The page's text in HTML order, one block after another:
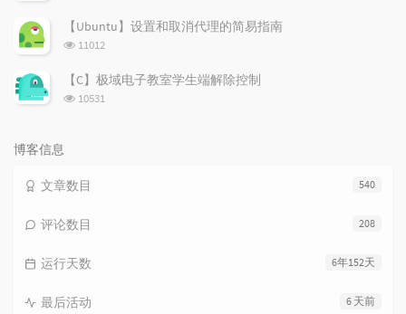
次
【Ubuntu】设置和取消代理的简易指南
浏
次
数:
11012
【C】极域电子教室学生端解除控制
浏
10531
博客信息
540
文章数目
208
评论数目
6年152天
运行天数
6 天前
最后活动